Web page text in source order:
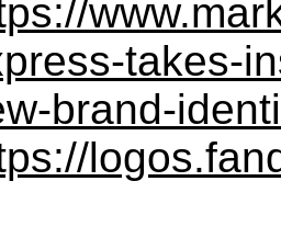
takes-
brand-